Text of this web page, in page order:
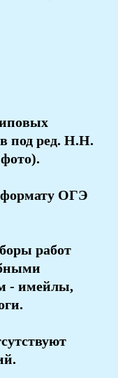
под ред. Н.Н.
формату ОГЭ
работ
- имейлы,